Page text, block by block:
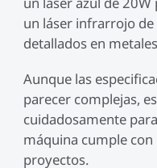
un láser infrarrojo
detallados en
Aunque las
parecer complejas,
cuidadosamente
máquina cumple
proyectos.